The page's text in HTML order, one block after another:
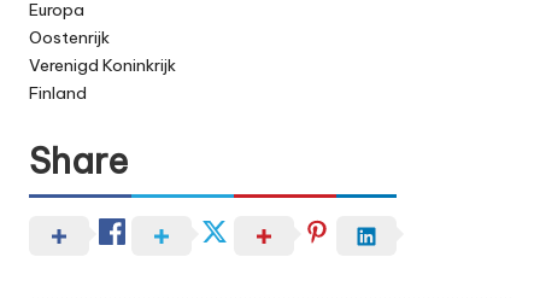
Europa
Oostenrijk
Verenigd Koninkrijk
Finland
Share